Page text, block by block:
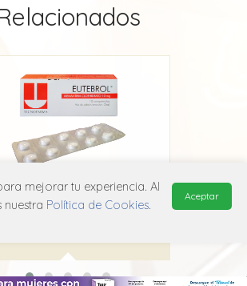
mejorar tu experiencia. Al
nuestra Política de Cookies.
Aceptar